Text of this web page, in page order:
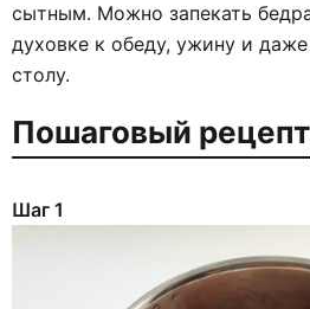
сытным. Можно запекать
духовке к обеду, ужину и
столу.
Пошаговый рецепт
Шаг 1